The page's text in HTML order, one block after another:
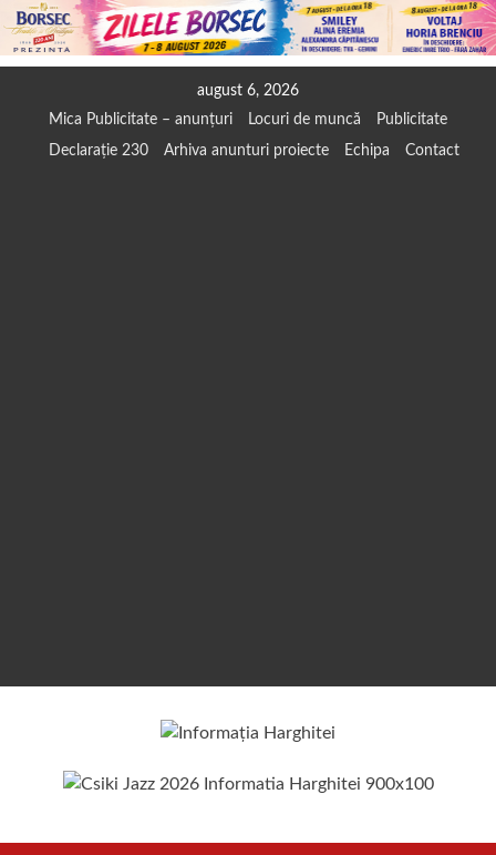
august 6, 2026
Mica Publicitate – anunțuri
Locuri de muncă
Publicitate
Declarație 230
Arhiva anunturi proiecte Echipa Contact